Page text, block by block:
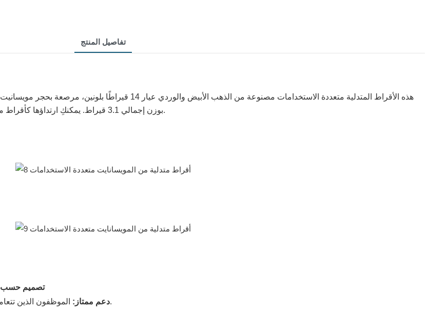
تفاصيل المنتج
بوزن إجمالي 3.1 قيراط. يمكنكِ ارتداؤها كأقراط مربعة صغيرة للاستخدام اليومي، أو كأقراط متدلية في المناسبات.
تصميم حسب
دعم ممتاز:الموظفون الذين تتعامل معهم ذوو خبرة ومعتمدون في مهاراتهم في اللغة الإنجليزية.